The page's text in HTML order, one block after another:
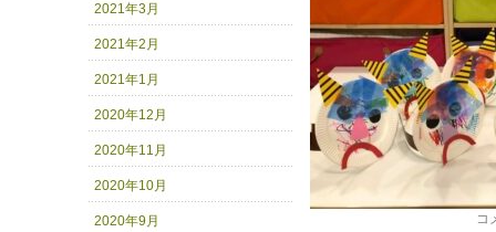
2021年3月
2021年2月
2021年1月
2020年12月
2020年11月
2020年10月
2020年9月 コ